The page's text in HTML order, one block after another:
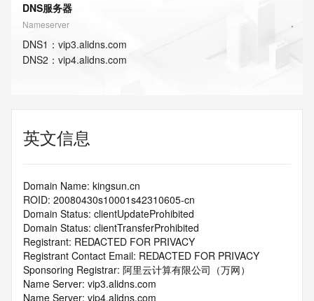
DNS服务器
Nameserver
DNS1 ： vip3.alidns.com
DNS2 ： vip4.alidns.com
英文信息
Domain Name: kingsun.cn
ROID: 20080430s10001s42310605-cn
Domain Status: clientUpdateProhibited
Domain Status: clientTransferProhibited
Registrant: REDACTED FOR PRIVACY
Registrant Contact Email: REDACTED FOR PRIVACY
Sponsoring Registrar: 阿里云计算有限公司（万网）
Name Server: vip3.alidns.com
Name Server: vip4.alidns.com